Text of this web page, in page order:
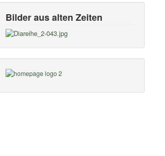
Bilder aus alten Zeiten